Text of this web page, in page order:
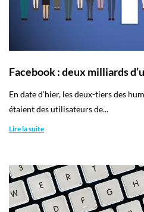
Employeurs
Publiez une offre d'emploi
Facebook : deux milliards
En date d’hier, les deux-tiers des
étaient des utilisateurs de...
Lire la suite